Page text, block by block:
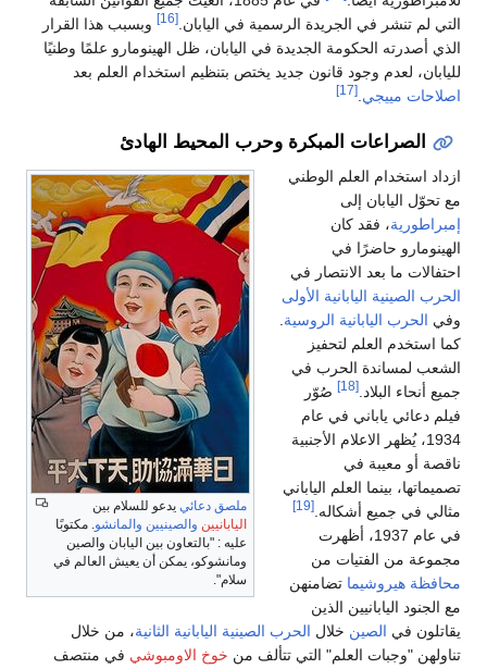
التي لم تنشر في الجريدة الرسمية في اليابان. [16]
وبسبب هذا القرار
الذي أصدرته الحكومة الجديدة في اليابان، ظل الهينومارو علمًا وطنيًا
لليابان، لعدم وجود قانون جديد يختص بتنظيم استخدام العلم بعد
اصلاحات مييجي [17]
الصراعات المبكرة وحرب المحيط الهادئ
ملصق دعائي يدعو للسلام بين
اليابانيين والصينيين والمانشو . مكتوبًا
عليه : "بالتعاون بين اليابان والصين
ومانشوكو، يمكن أن يعيش العالم في
سلام".
ازداد استخدام العلم الوطني
مع تحوّل اليابان إلى
إمبراطورية، فقد كان
الهينومارو حاضرًا في
احتفالات ما بعد الانتصار في
الحرب الصينية اليابانية الأولى
وفي الحرب اليابانية الروسية.
كما استخدم العلم لتحفيز
الشعب لمساندة الحرب في
جميع أنحاء البلاد.[18]
صُوّر
فيلم دعائي ياباني في عام
1934، يُظهر الاعلام الأجنبية
ناقصة أو معيبة في
تصميماتها، بينما العلم الياباني
مثالي في جميع أشكاله.[19]
في عام 1937، أظهرت
مجموعة من الفتيات من
محافظة هيروشيما تضامنهن
مع الجنود اليابانيين الذين
يقاتلون في الصين خلال الحرب الصينية اليابانية الثانية، من خلال
تناولهن "وجبات العلم" التي تتألف من خوخ الاومبوشي في منتصف